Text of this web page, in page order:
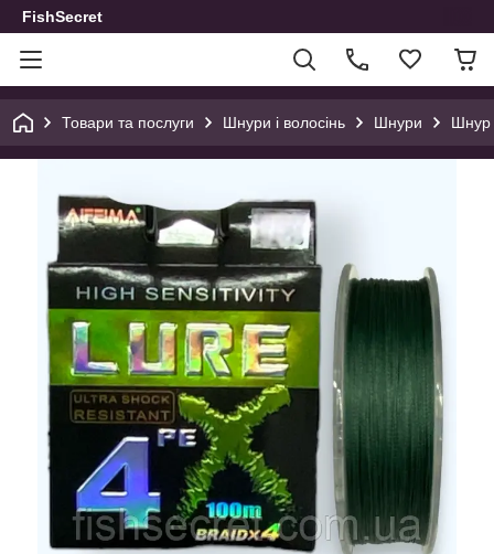
FishSecret
Товари та послуги Шнури і волосінь Шнури Шнур